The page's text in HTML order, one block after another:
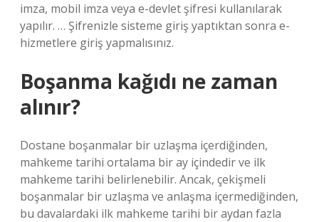
imza, mobil imza veya e-devlet şifresi kullanılarak
yapılır. … Şifrenizle sisteme giriş yaptıktan sonra e-
hizmetlere giriş yapmalısınız.
Boşanma kağıdı ne zaman
alınır?
Dostane boşanmalar bir uzlaşma içerdiğinden,
mahkeme tarihi ortalama bir ay içindedir ve ilk
mahkeme tarihi belirlenebilir. Ancak, çekişmeli
boşanmalar bir uzlaşma ve anlaşma içermediğinden,
bu davalardaki ilk mahkeme tarihi bir aydan fazla